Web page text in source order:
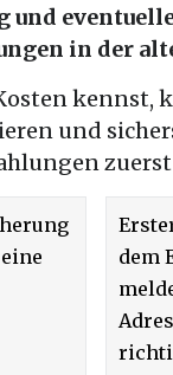
und
in der
kennst,
und
dem